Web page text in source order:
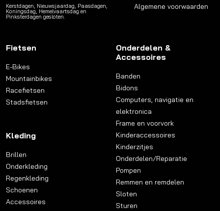
Kerstdagen, Nieuwsjaardag, Paasdagen,
Koningsdag, Hemelvaartsdag en
Pinksterdagen gesloten.
Algemene voorwaarden
Fietsen
E-Bikes
Mountainbikes
Racefietsen
Stadsfietsen
Kleding
Brillen
Onderkleding
Regenkleding
Schoenen
Accessoires
Onderdelen &
Accessoires
Banden
Bidons
Computers, navigatie en
elektronica
Frame en voorvork
Kinderaccessoires
Kinderzitjes
Onderdelen/Reparatie
Pompen
Remmen en remdelen
Sloten
Sturen